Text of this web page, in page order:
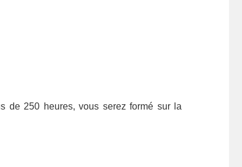
de 250 heures, vous serez formé sur la